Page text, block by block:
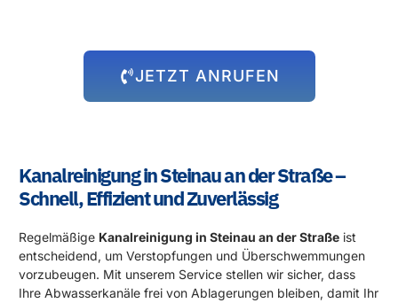
JETZT ANRUFEN
Kanalreinigung in Steinau an der Straße –
Schnell, Effizient und Zuverlässig
Regelmäßige Kanalreinigung in Steinau an der Straße ist
entscheidend, um Verstopfungen und Überschwemmungen
vorzubeugen. Mit unserem Service stellen wir sicher, dass
Ihre Abwasserkanäle frei von Ablagerungen bleiben, damit Ihr